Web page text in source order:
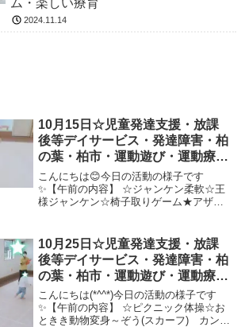
ム・楽しい療育
2024.11.14
10月15日☆児童発達支援・放課
後等デイサービス・発達障害・柏
の葉・柏市・運動遊び・運動療
育・プログラム・楽しい療育
こんにちは😊今日の活動の様子です
✨【午前の内容】 ☆ジャンケン柔軟☆王
様ジャンケン☆椅子取りゲーム★アザラ
☆色指定反復横跳び☆スカーフキャッチ
→カエルのフープ渡り☆...
10月25日☆児童発達支援・放課
後等デイサービス・発達障害・柏
の葉・柏市・運動遊び・運動療
育・プログラム・楽しい療育
こんにちは(*^^*)今日の活動の様子です
✨【午前の内容】 ☆ピクニック体操☆お
ときき動物変身～ぞう(スカーフ) カンガ